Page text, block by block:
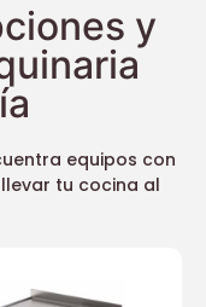
y
equipos con
tu cocina al